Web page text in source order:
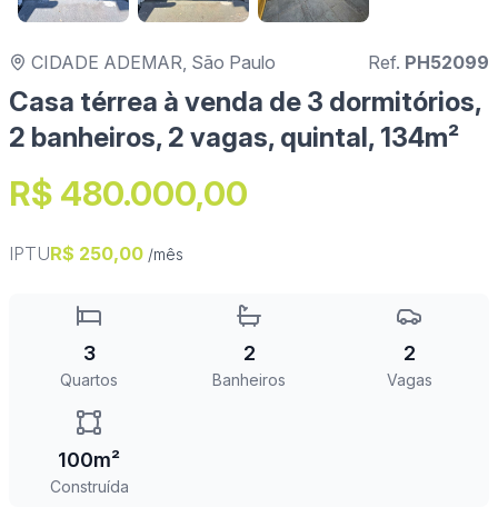
CIDADE ADEMAR, São Paulo Ref. PH52099
Casa térrea à venda de 3 dormitórios,
2 banheiros, 2 vagas, quintal, 134m²
R$ 480.000,00
IPTUR$ 250,00 /mês
3
Quartos
2
Banheiros
2
Vagas
100m²
Construída